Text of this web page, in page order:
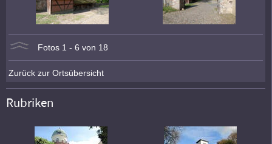
Fotos 1 - 6 von 18
Zurück zur Ortsübersicht
Rubriken